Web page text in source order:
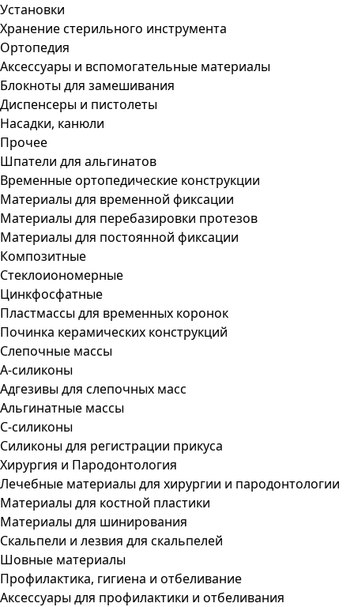
Установки
Хранение стерильного инструмента
Ортопедия
Аксессуары и вспомогательные материалы
Блокноты для замешивания
Диспенсеры и пистолеты
Насадки, канюли
Прочее
Шпатели для альгинатов
Временные ортопедические конструкции
Материалы для временной фиксации
Материалы для перебазировки протезов
Материалы для постоянной фиксации
Композитные
Стеклоиономерные
Цинкфосфатные
Пластмассы для временных коронок
Починка керамических конструкций
Слепочные массы
А-силиконы
Адгезивы для слепочных масс
Альгинатные массы
С-силиконы
Силиконы для регистрации прикуса
Хирургия и Пародонтология
Лечебные материалы для хирургии и пародонтологии
Материалы для костной пластики
Материалы для шинирования
Скальпели и лезвия для скальпелей
Шовные материалы
Профилактика, гигиена и отбеливание
Аксессуары для профилактики и отбеливания